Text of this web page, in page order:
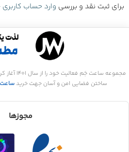
برای ثبت نقد و بررسی وارد حساب
مجموعه
ساختن فضایی امن و آسان جهت خرید ساعت
مجوزها